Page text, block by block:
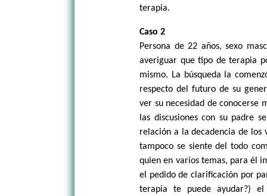
terapia.
Caso 2
Persona de 22 años, sexo
averiguar que tipo de terapia
mismo. La búsqueda la
respecto del futuro de su
ver su necesidad de conocerse
las discusiones con su padre
relación a la decadencia de los
tampoco se siente del todo
quien en varios temas, para él
el pedido de clarificación por
terapia te puede ayudar?)